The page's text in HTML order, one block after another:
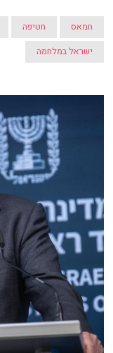
חמאס חטיפה
ישראל במלחמה